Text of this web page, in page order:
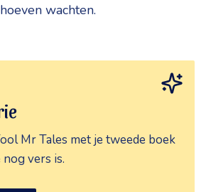
wachten.
Mr Tales met je tweede boek
vers is.